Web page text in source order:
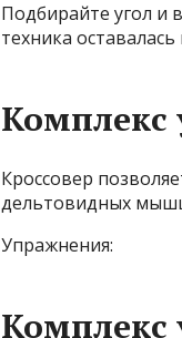
Подбирайте угол и
техника
Комплекс
Кроссовер
дельтовидных
Упражнения:
Комплекс